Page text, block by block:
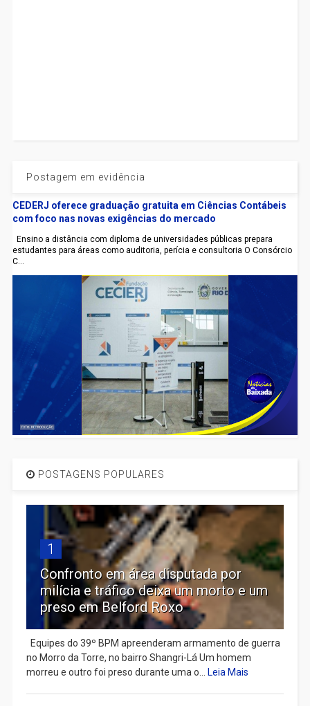
Postagem em evidência
CEDERJ oferece graduação gratuita em Ciências Contábeis
com foco nas novas exigências do mercado
Ensino a distância com diploma de universidades públicas prepara
estudantes para áreas como auditoria, perícia e consultoria O Consórcio
C...
POSTAGENS POPULARES
1
Confronto em área disputada por
milícia e tráfico deixa um morto e um
preso em Belford Roxo
Equipes do 39º BPM apreenderam armamento de guerra
no Morro da Torre, no bairro Shangri-Lá Um homem
morreu e outro foi preso durante uma o... Leia Mais